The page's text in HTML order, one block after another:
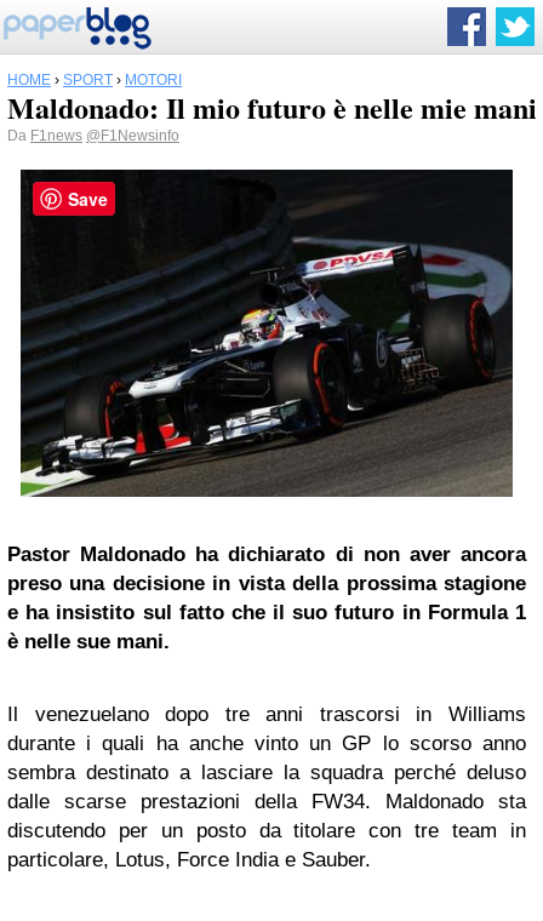
HOME › SPORT › MOTORI
Maldonado: Il mio futuro è nelle mie mani
Da F1news @F1Newsinfo
Pastor Maldonado ha dichiarato di non aver ancora
preso una decisione in vista della prossima stagione
e ha insistito sul fatto che il suo futuro in Formula 1
è nelle sue mani.
Il venezuelano dopo tre anni trascorsi in Williams
durante i quali ha anche vinto un GP lo scorso anno
sembra destinato a lasciare la squadra perché deluso
dalle scarse prestazioni della FW34. Maldonado sta
discutendo per un posto da titolare con tre team in
particolare, Lotus, Force India e Sauber.
Save